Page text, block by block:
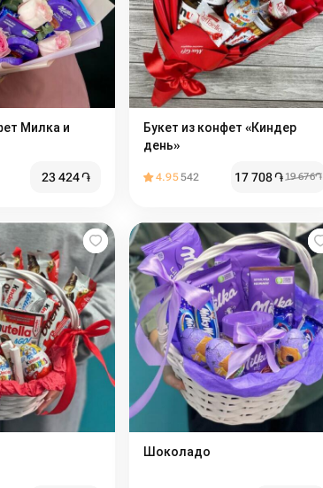
Милка и
23 424֏
Букет из конфет «Киндер
день»
4.95542 17 708֏19 676֏
Шоколадо